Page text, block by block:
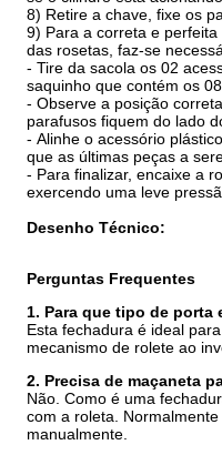
8) Retire a chave, fixe os
9) Para a correta e
das rosetas, faz-se
- Tire da sacola os 02
saquinho que contém os
- Observe a posição
parafusos fiquem do lado
- Alinhe o acessório
que as últimas peças a
- Para finalizar, encaixe a
exercendo uma leve
Desenho Técnico:
Perguntas Frequentes
1. Para que tipo de porta
Esta fechadura é ideal para
mecanismo de rolete ao
2. Precisa de maçaneta
Não. Como é uma
com a roleta. Normalmente
manualmente.